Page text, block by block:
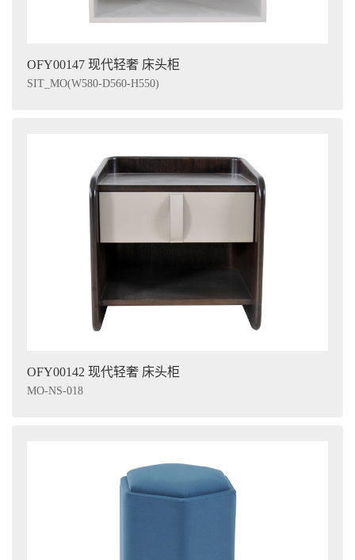
OFY00147 现代轻奢 床头柜
SIT_MO(W580-D560-H550)
OFY00142 现代轻奢 床头柜
MO-NS-018